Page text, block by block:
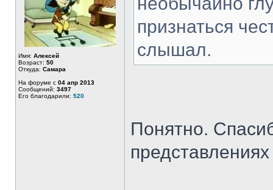
Имя: Алексей
Возраст: 50
Откуда: Самара
На форуме с 04 апр 2013
Сообщений: 3497
Его благодарили: 520
признаться
слышал.
Понятно.